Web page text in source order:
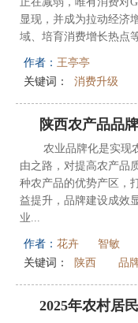
显现，并成为拉动经济
域、培育消费增长热点
作者： 王亭亭
关键词：
消费升级
陕西农产品品
农业品牌化是实现
由之路，对提高农产品
种农产品的优势产区，
益提升，品牌建设成效
业...
作者： 花卉
智敏
关键词：
陕西 品
2025年农村居